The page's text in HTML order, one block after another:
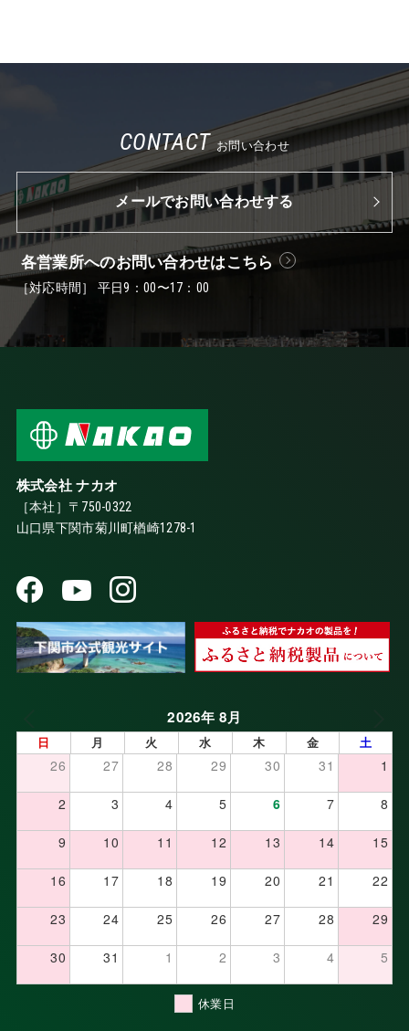
CONTACT お問い合わせ
メールでお問い合わせする
各営業所へのお問い合わせはこちら
［対応時間］ 平日9：00〜17：00
株式会社 ナカオ
［本社］〒750-0322
山口県下関市菊川町楢崎1278-1
2026年 8月
日 月 火 水 木 金 土
26 27 28 29 30 31 1
2 3 4 5 6 7 8
9 10 11 12 13 14 15
16 17 18 19 20 21 22
23 24 25 26 27 28 29
30 31 1 2 3 4 5
休業日